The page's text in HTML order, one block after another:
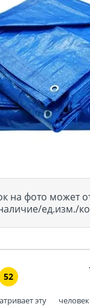
на фото может
ед.изм./
52
эту